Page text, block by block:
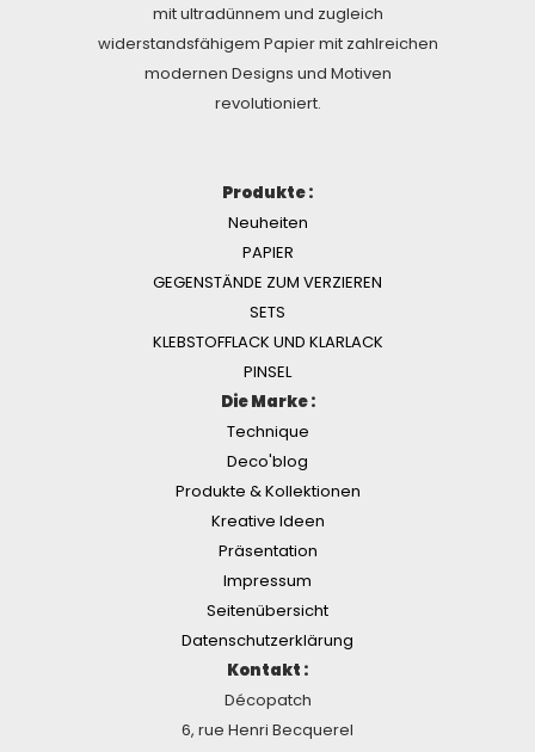
mit ultradünnem und zugleich
widerstandsfähigem Papier mit zahlreichen
modernen Designs und Motiven
revolutioniert.
Produkte :
Neuheiten
PAPIER
GEGENSTÄNDE ZUM VERZIEREN
SETS
KLEBSTOFFLACK UND KLARLACK
PINSEL
Die Marke :
Technique
Deco'blog
Produkte & Kollektionen
Kreative Ideen
Präsentation
Impressum
Seitenübersicht
Datenschutzerklärung
Kontakt :
Décopatch
6, rue Henri Becquerel